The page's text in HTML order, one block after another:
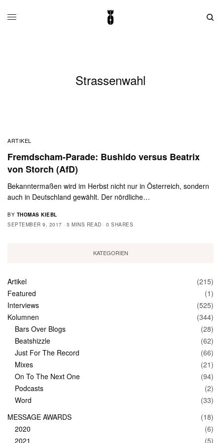
Strassenwahl
ARTIKEL
Fremdscham-Parade: Bushido versus Beatrix
von Storch (AfD)
Bekanntermaßen wird im Herbst nicht nur in Österreich, sondern
auch in Deutschland gewählt. Der nördliche…
BY THOMAS KIEBL
SEPTEMBER 9, 2017
5 MINS READ 0 SHARES
KATEGORIEN
Artikel
(215)
Featured
(1)
Interviews
(525)
Kolumnen
(344)
Bars Over Blogs
(28)
Beatshizzle
(62)
Just For The Record
(66)
Mixes
(21)
On To The Next One
(94)
Podcasts
(2)
Word
(33)
MESSAGE AWARDS
(18)
2020
(6)
2021
(5)